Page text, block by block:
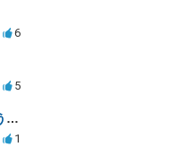
6
5
事実婚解消後の入籍、親権調停はどうなる？
1